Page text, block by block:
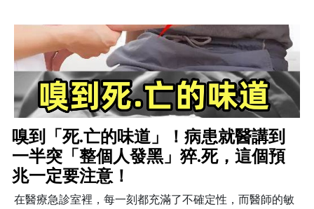
嗅到「死.亡的味道」！病患就醫講到
一半突「整個人發黑」猝.死，這個預
兆一定要注意！
在醫療急診室裡，每一刻都充滿了不確定性，而醫師的敏